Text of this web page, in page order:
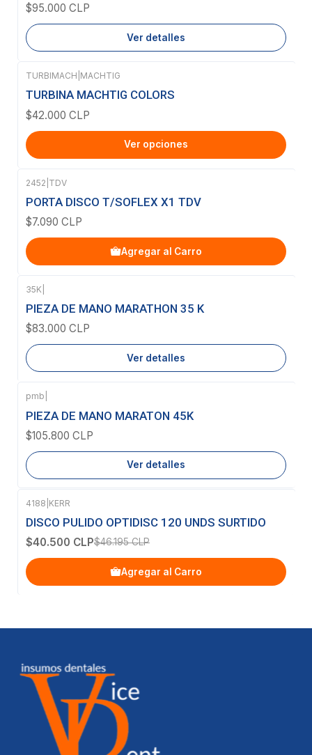
$95.000 CLP
Ver detalles
TURBIMACH MACHTIG
TURBINA MACHTIG COLORS
$42.000 CLP
Ver opciones
2452 TDV
PORTA DISCO T/SOFLEX X1 TDV
$7.090 CLP
Agregar al Carro
Agotado
35K
PIEZA DE MANO MARATHON 35 K
$83.000 CLP
Ver detalles
Agotado
pmb
PIEZA DE MANO MARATON 45K
$105.800 CLP
Ver detalles
-12%OFF
4188 KERR
DISCO PULIDO OPTIDISC 120 UNDS SURTIDO
$40.500 CLP$46.195 CLP
Agregar al Carro